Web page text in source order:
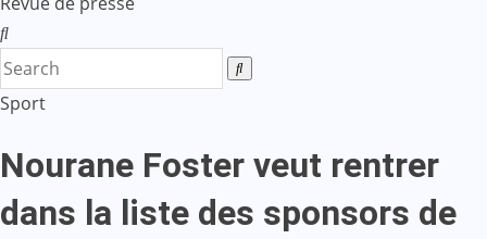
Sport
Nourane Foster veut rentrer
dans la liste des sponsors de